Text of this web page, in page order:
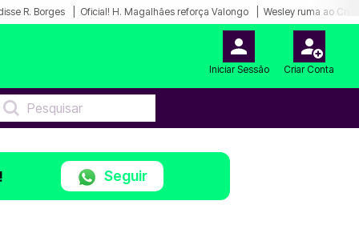
R. Borges Oficial! H. Magalhães reforça Valongo Wesley ruma ao
Iniciar Sessão Criar Conta
Seguir